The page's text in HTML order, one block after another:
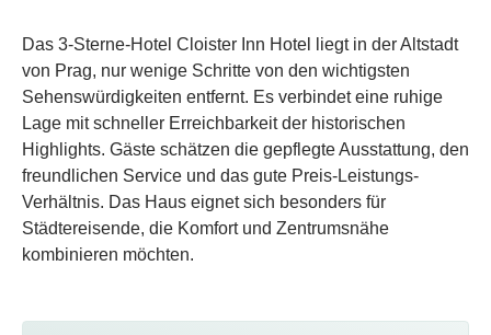
Das 3-Sterne-Hotel Cloister Inn Hotel liegt in der Altstadt
von Prag, nur wenige Schritte von den wichtigsten
Sehenswürdigkeiten entfernt. Es verbindet eine ruhige
Lage mit schneller Erreichbarkeit der historischen
Highlights. Gäste schätzen die gepflegte Ausstattung, den
freundlichen Service und das gute Preis-Leistungs-
Verhältnis. Das Haus eignet sich besonders für
Städtereisende, die Komfort und Zentrumsnähe
kombinieren möchten.